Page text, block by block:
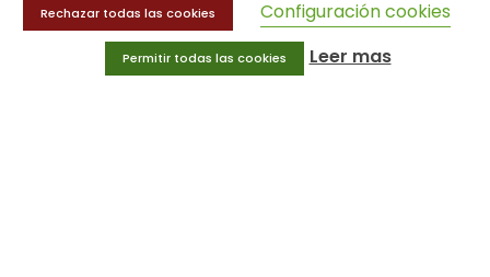
Rechazar todas las cookies Configuración cookies
Permitir todas las cookies Leer mas